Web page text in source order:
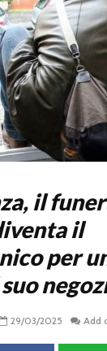
il
il
per
29/03/2025 Add